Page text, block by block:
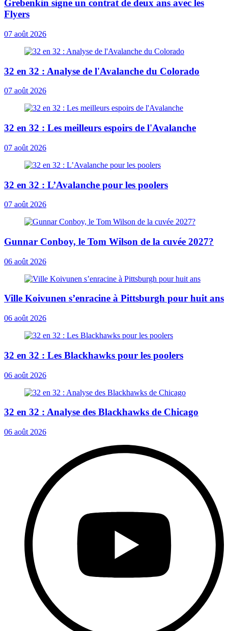
Grebenkin signe un contrat de deux ans avec les
Flyers
07 août 2026
32 en 32 : Analyse de l'Avalanche du Colorado
07 août 2026
32 en 32 : Les meilleurs espoirs de l'Avalanche
07 août 2026
32 en 32 : L’Avalanche pour les poolers
07 août 2026
Gunnar Conboy, le Tom Wilson de la cuvée 2027?
06 août 2026
Ville Koivunen s’enracine à Pittsburgh pour huit ans
06 août 2026
32 en 32 : Les Blackhawks pour les poolers
06 août 2026
32 en 32 : Analyse des Blackhawks de Chicago
06 août 2026